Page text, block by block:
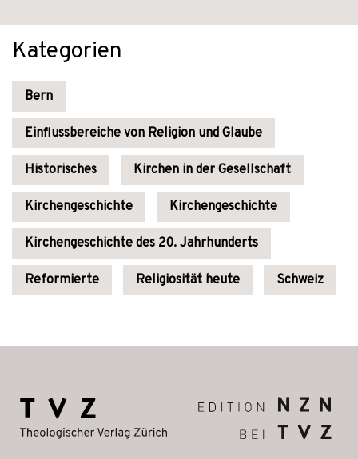
Kategorien
Bern
Einflussbereiche von Religion und Glaube
Historisches Kirchen in der Gesellschaft
Kirchengeschichte Kirchengeschichte
Kirchengeschichte des 20. Jahrhunderts
Reformierte Religiosität heute Schweiz